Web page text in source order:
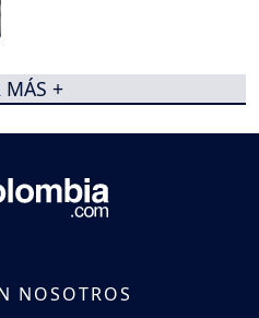
MÁS +
NOSOTROS